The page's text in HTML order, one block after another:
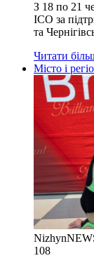
З 18 по 21
ICO за
та
Читати
Місто і
108